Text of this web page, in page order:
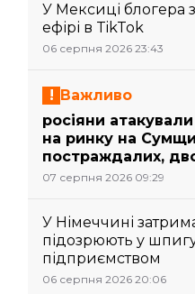
У Мексиці блогера
ефірі в TikTok
06 серпня 2026 23:43
Важливо
росіяни
на ринку на
постраждалих,
07 серпня 2026 09:29
У Німеччині
підозрюють у
підприємством
06 серпня 2026 20:06